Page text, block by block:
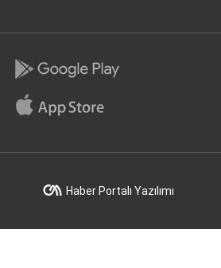
Haber Portalı Yazılımı